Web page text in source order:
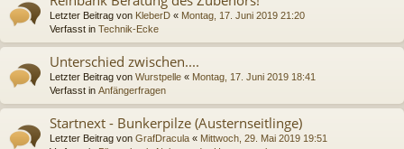
Letzter Beitrag von KleberD « Montag, 17. Juni 2019 21:20
Verfasst in Technik-Ecke
Unterschied zwischen....
Letzter Beitrag von Wurstpelle « Montag, 17. Juni 2019 18:41
Verfasst in Anfängerfragen
Startnext - Bunkerpilze (Austernseitlinge)
Letzter Beitrag von GrafDracula « Mittwoch, 29. Mai 2019 19:51